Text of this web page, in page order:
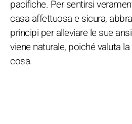
pacifiche. Per sentirsi
casa affettuosa e sicura,
principi per alleviare le sue
viene naturale, poiché valuta
cosa.